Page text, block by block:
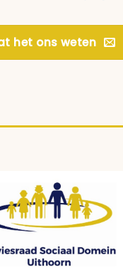
het ons weten